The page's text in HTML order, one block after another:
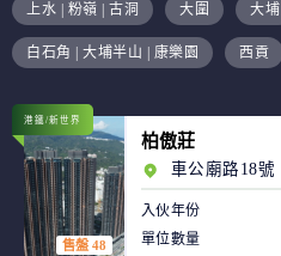
上水 | 粉嶺 | 古洞 大圍 大埔
白石角 | 大埔半山 | 康樂園 西貢
售盤 48
港鐵/新世界
柏傲莊
車公廟路18號
入伙年份
單位數量